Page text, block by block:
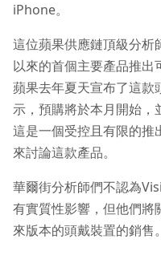
iPhone。
這位蘋果供應鏈頂級分析
以來的首個主要產品推出
蘋果去年夏天宣布了這款
示，預購將於本月開始，
這是一個受控且有限的推
來討論這款產品。
華爾街分析師們不認為
有實質性影響，但他們將
來版本的頭戴裝置的銷售。